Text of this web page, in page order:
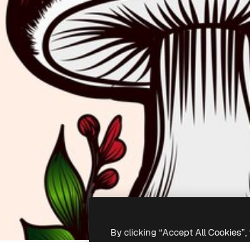
By clicking “Accept All